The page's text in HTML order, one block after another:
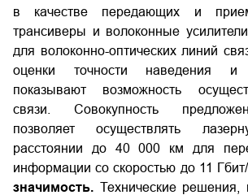
в качестве передающих и
трансиверы и волоконные
для волоконно-оптических линий
оценки точности наведения и
показывают возможность
связи. Совокупность
позволяет осуществлять
расстоянии до 40 000 км для
информации со скоростью до 11 Гбит/
значимость. Технические